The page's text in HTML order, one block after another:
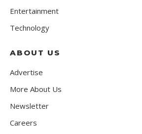
Entertainment
Technology
ABOUT US
Advertise
More About Us
Newsletter
Careers